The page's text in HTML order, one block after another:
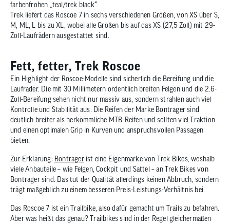
farbenfrohen „teal/trek black“.
Trek liefert das Roscoe 7 in sechs verschiedenen Größen, von XS über S,
M, ML, L bis zu XL, wobei alle Größen bis auf das XS (27,5 Zoll) mit 29-
Zoll-Laufrädern ausgestattet sind.
Fett, fetter, Trek Roscoe
Ein Highlight der Roscoe-Modelle sind sicherlich die Bereifung und die
Laufräder. Die mit 30 Millimetern ordentlich breiten Felgen und die 2.6-
Zoll-Bereifung sehen nicht nur massiv aus, sondern strahlen auch viel
Kontrolle und Stabilität aus. Die Reifen der Marke Bontrager sind
deutlich breiter als herkömmliche MTB-Reifen und sollten viel Traktion
und einen optimalen Grip in Kurven und anspruchsvollen Passagen
bieten.
Zur Erklärung: Bontragerist eine Eigenmarke von Trek Bikes, weshalb
viele Anbauteile – wie Felgen, Cockpit und Sattel – an Trek Bikes von
Bontrager sind. Das tut der Qualität allerdings keinen Abbruch, sondern
trägt maßgeblich zu einem besseren Preis-Leistungs-Verhältnis bei.
Das Roscoe 7 ist ein Trailbike, also dafür gemacht um Trails zu befahren.
Aber was heißt das genau? Trailbikes sind in der Regel gleichermaßen